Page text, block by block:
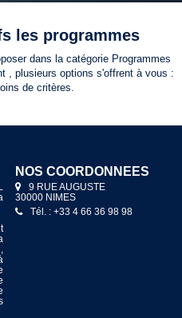
les programmes
dans la catégorie Programmes
, plusieurs options s'offrent à vous :
de critères.
NOS COORDONNÉES
9 RUE AUGUSTE
30000 NIMES
Tél. : +33 4 66 36 98 98